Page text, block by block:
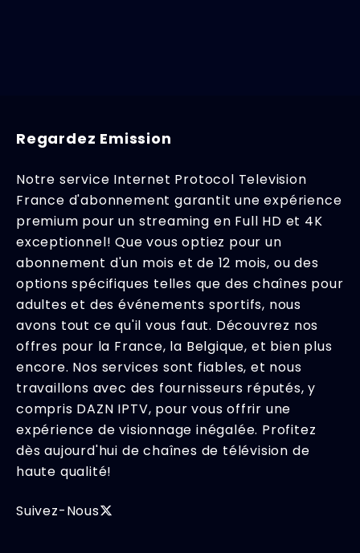
Regardez Emission
Notre service Internet Protocol Television
France d'abonnement garantit une expérience
premium pour un streaming en Full HD et 4K
exceptionnel! Que vous optiez pour un
abonnement d'un mois et de 12 mois, ou des
options spécifiques telles que des chaînes pour
adultes et des événements sportifs, nous
avons tout ce qu'il vous faut. Découvrez nos
offres pour la France, la Belgique, et bien plus
encore. Nos services sont fiables, et nous
travaillons avec des fournisseurs réputés, y
compris DAZN IPTV, pour vous offrir une
expérience de visionnage inégalée. Profitez
dès aujourd'hui de chaînes de télévision de
haute qualité!
Suivez-Nous